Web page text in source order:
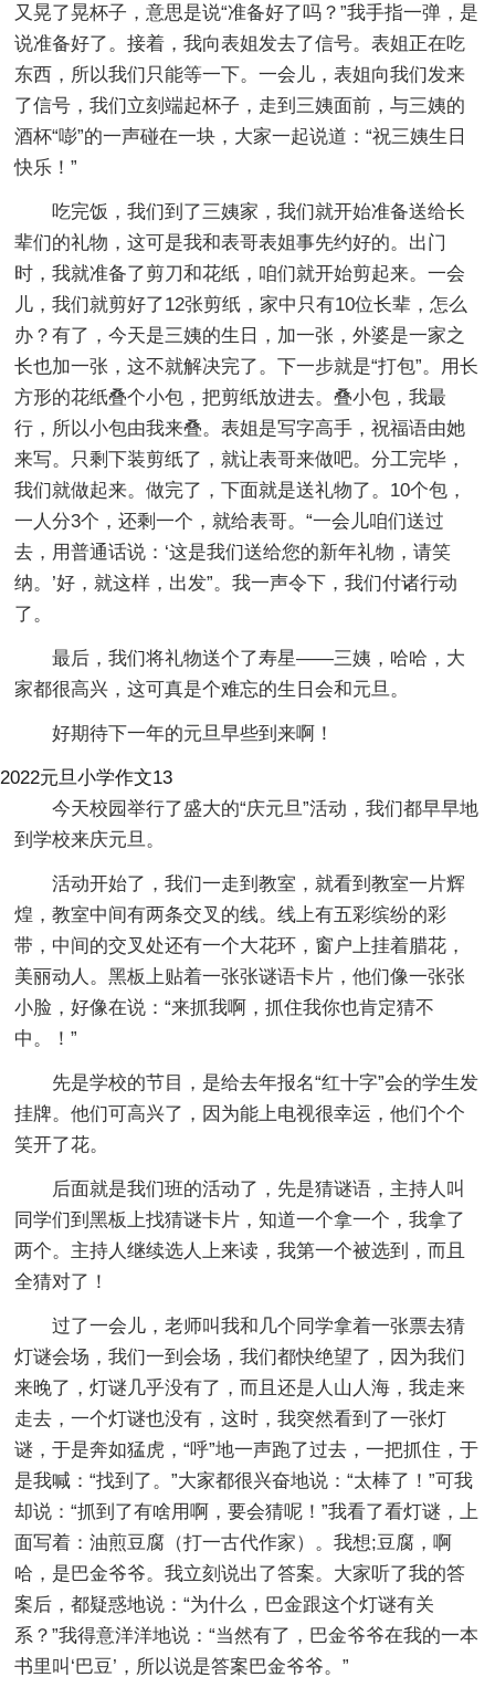
又晃了晃杯子，意思是说“准备好了吗？”我手指一弹，是
说准备好了。接着，我向表姐发去了信号。表姐正在吃
东西，所以我们只能等一下。一会儿，表姐向我们发来
了信号，我们立刻端起杯子，走到三姨面前，与三姨的
酒杯“嘭”的一声碰在一块，大家一起说道：“祝三姨生日
快乐！”
吃完饭，我们到了三姨家，我们就开始准备送给长
辈们的礼物，这可是我和表哥表姐事先约好的。出门
时，我就准备了剪刀和花纸，咱们就开始剪起来。一会
儿，我们就剪好了12张剪纸，家中只有10位长辈，怎么
办？有了，今天是三姨的生日，加一张，外婆是一家之
长也加一张，这不就解决完了。下一步就是“打包”。用长
方形的花纸叠个小包，把剪纸放进去。叠小包，我最
行，所以小包由我来叠。表姐是写字高手，祝福语由她
来写。只剩下装剪纸了，就让表哥来做吧。分工完毕，
我们就做起来。做完了，下面就是送礼物了。10个包，
一人分3个，还剩一个，就给表哥。“一会儿咱们送过
去，用普通话说：‘这是我们送给您的新年礼物，请笑
纳。’好，就这样，出发”。我一声令下，我们付诸行动
了。
最后，我们将礼物送个了寿星——三姨，哈哈，大
家都很高兴，这可真是个难忘的生日会和元旦。
好期待下一年的元旦早些到来啊！
2022元旦小学作文13
今天校园举行了盛大的“庆元旦”活动，我们都早早地
到学校来庆元旦。
活动开始了，我们一走到教室，就看到教室一片辉
煌，教室中间有两条交叉的线。线上有五彩缤纷的彩
带，中间的交叉处还有一个大花环，窗户上挂着腊花，
美丽动人。黑板上贴着一张张谜语卡片，他们像一张张
小脸，好像在说：“来抓我啊，抓住我你也肯定猜不
中。！”
先是学校的节目，是给去年报名“红十字”会的学生发
挂牌。他们可高兴了，因为能上电视很幸运，他们个个
笑开了花。
后面就是我们班的活动了，先是猜谜语，主持人叫
同学们到黑板上找猜谜卡片，知道一个拿一个，我拿了
两个。主持人继续选人上来读，我第一个被选到，而且
全猜对了！
过了一会儿，老师叫我和几个同学拿着一张票去猜
灯谜会场，我们一到会场，我们都快绝望了，因为我们
来晚了，灯谜几乎没有了，而且还是人山人海，我走来
走去，一个灯谜也没有，这时，我突然看到了一张灯
谜，于是奔如猛虎，“呼”地一声跑了过去，一把抓住，于
是我喊：“找到了。”大家都很兴奋地说：“太棒了！”可我
却说：“抓到了有啥用啊，要会猜呢！”我看了看灯谜，上
面写着：油煎豆腐（打一古代作家）。我想;豆腐，啊
哈，是巴金爷爷。我立刻说出了答案。大家听了我的答
案后，都疑惑地说：“为什么，巴金跟这个灯谜有关
系？”我得意洋洋地说：“当然有了，巴金爷爷在我的一本
书里叫‘巴豆’，所以说是答案巴金爷爷。”